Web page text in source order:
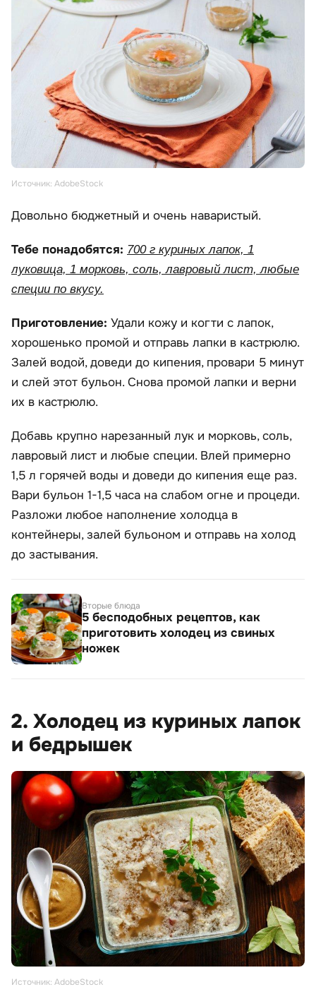
Источник: AdobeStock
Довольно бюджетный и очень наваристый.
Тебе понадобятся: 700 г куриных лапок, 1
луковица, 1 морковь, соль, лавровый лист, любые
специи по вкусу.
Приготовление: Удали кожу и когти с лапок,
хорошенько промой и отправь лапки в кастрюлю.
Залей водой, доведи до кипения, провари 5 минут
и слей этот бульон. Снова промой лапки и верни
их в кастрюлю.
Добавь крупно нарезанный лук и морковь, соль,
лавровый лист и любые специи. Влей примерно
1,5 л горячей воды и доведи до кипения еще раз.
Вари бульон 1-1,5 часа на слабом огне и процеди.
Разложи любое наполнение холодца в
контейнеры, залей бульоном и отправь на холод
до застывания.
Вторые блюда
5 бесподобных рецептов, как
приготовить холодец из свиных
ножек
2. Холодец из куриных лапок
и бедрышек
Источник: AdobeStock